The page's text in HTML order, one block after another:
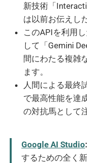
新技術「
は以前お伝えし
このAPIを利用
して「Gemini
間にわたる複雑
ます。
人間による最終
で最高性能を達
の対抗馬として
Google AI Studio:
するための全く